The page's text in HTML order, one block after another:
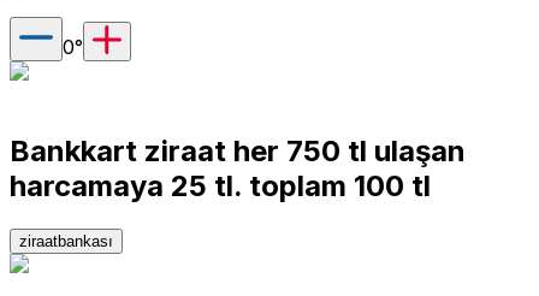
0°
Bankkart ziraat her 750 tl ulaşan
harcamaya 25 tl. toplam 100 tl
ziraatbankası